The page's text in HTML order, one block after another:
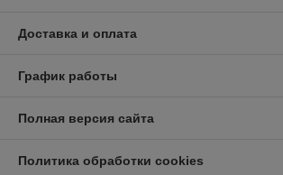
Доставка и оплата
График работы
Полная версия сайта
Политика обработки cookies